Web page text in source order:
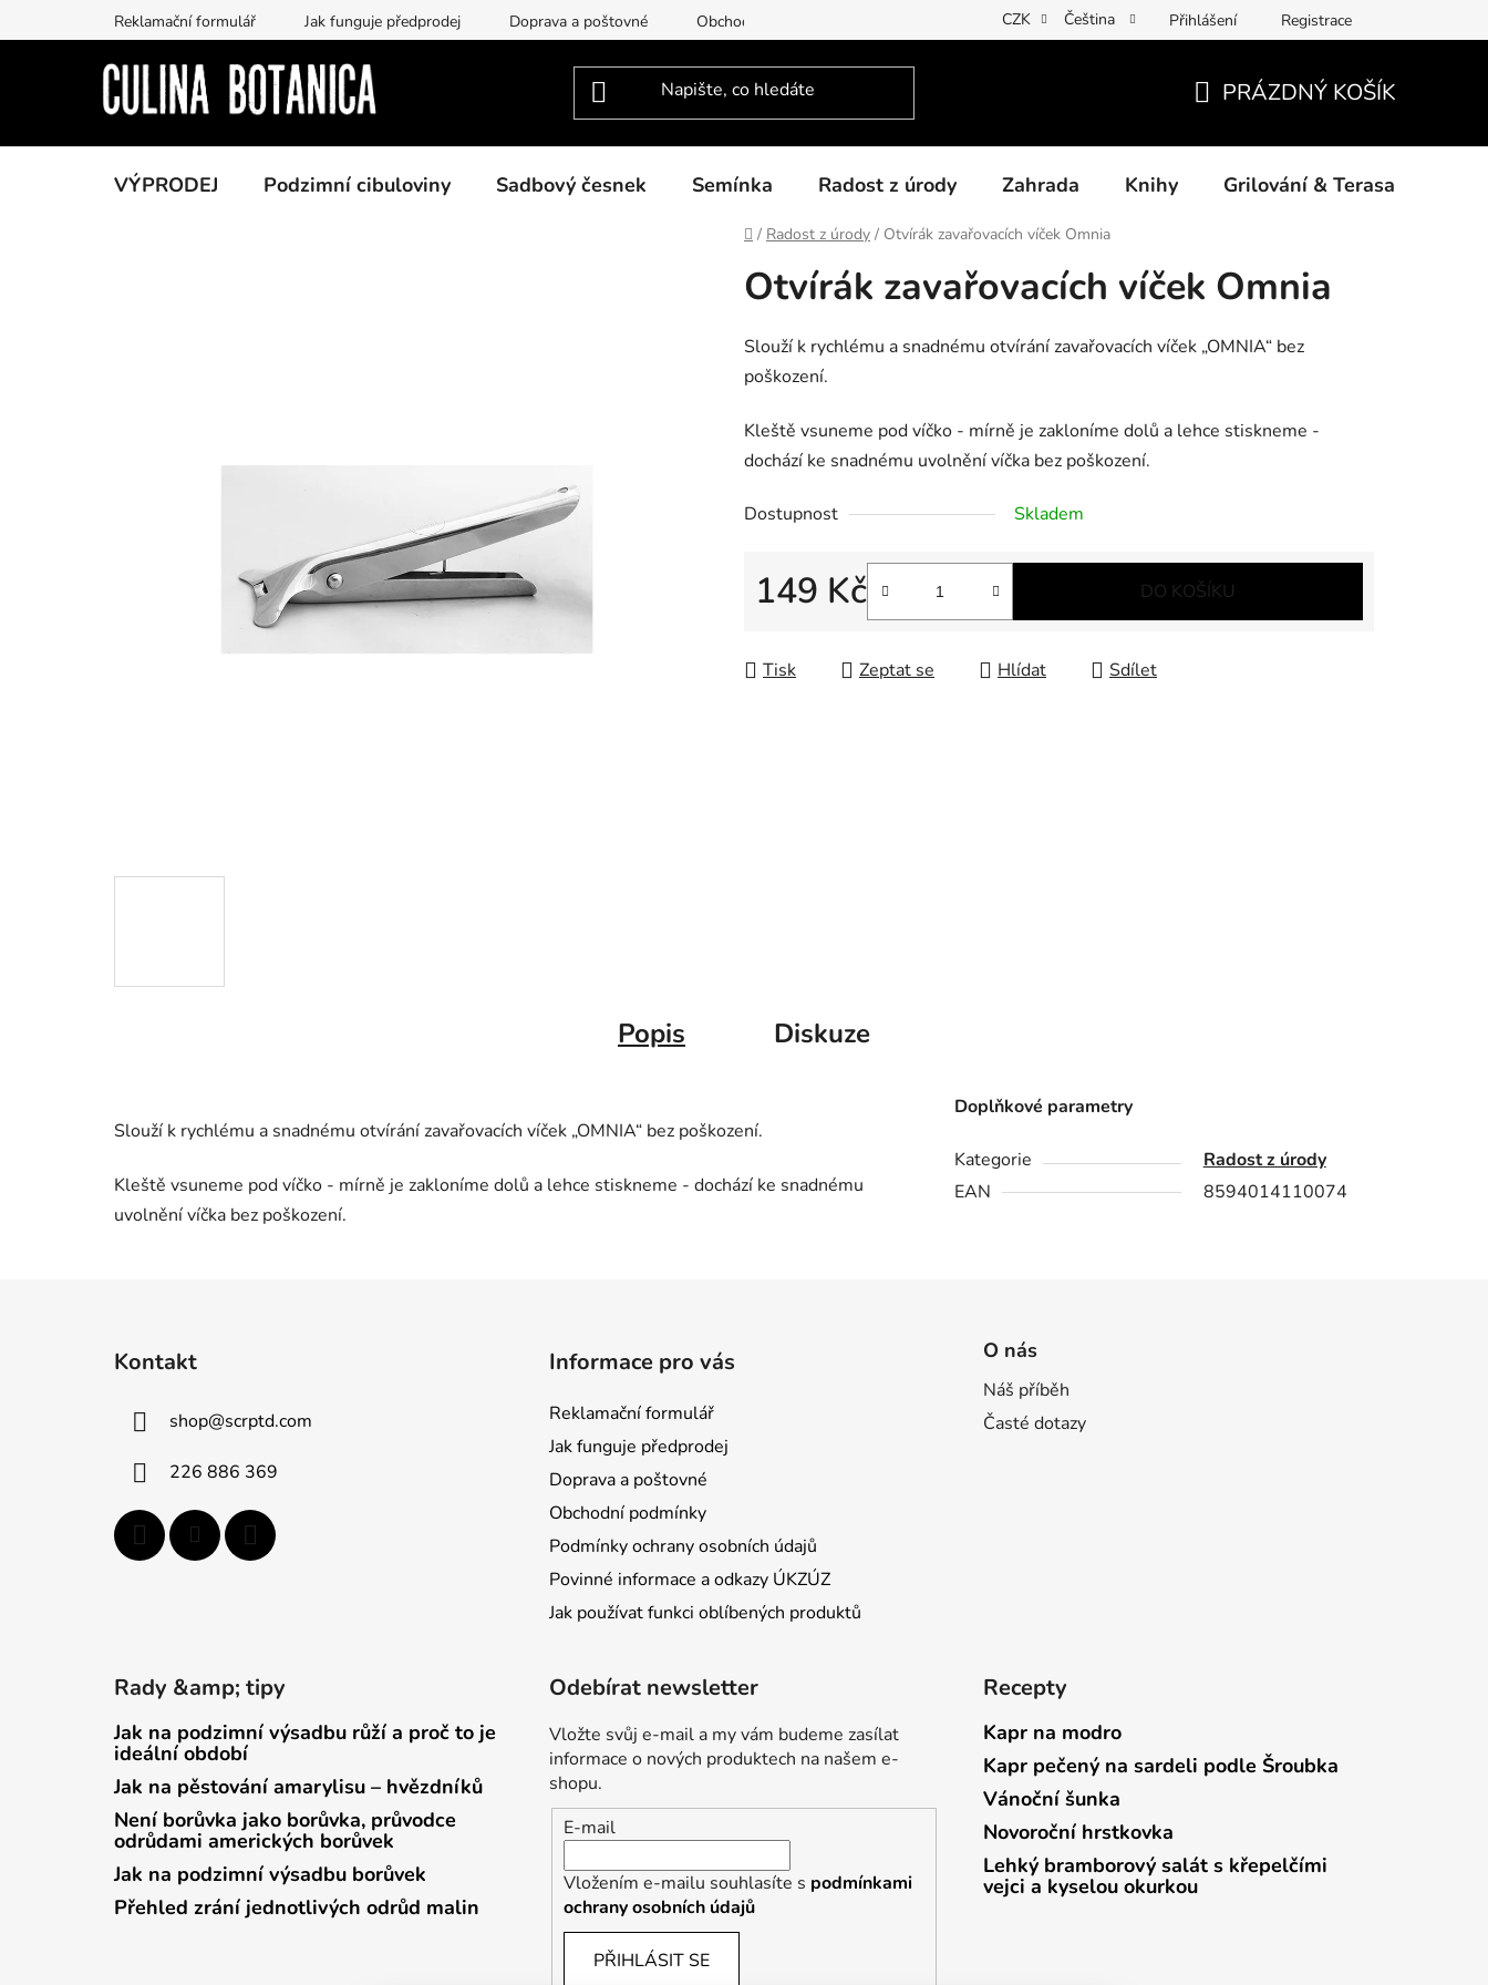
na
Reklamační formulář Jak funguje předprodej Doprava a poštovné Obchodní podmínky Podmínky ochrany osobních údajů Povinné informace a odkazy ÚKZÚZ
CZK Čeština Přihlášení Registrace
KOŠÍK
PRÁZDNÝ KOŠÍK
VÝPRODEJ Podzimní cibuloviny Sadbový česnek Semínka Radost z úrody Zahrada Knihy Grilování & Terasa
Domů
/ Radost z úrody / Otvírák zavařovacích víček Omnia
Otvírák zavařovacích víček Omnia
Slouží k rychlému a snadnému otvírání zavařovacích víček „OMNIA“ bez
poškození.
Kleště vsuneme pod víčko - mírně je zakloníme dolů a lehce stiskneme -
dochází ke snadnému uvolnění víčka bez poškození.
Dostupnost Skladem
149 Kč DO KOŠÍKU
Tisk Zeptat se Hlídat Sdílet
Popis Diskuze
Slouží k rychlému a snadnému otvírání zavařovacích víček „OMNIA“ bez poškození.
Kleště vsuneme pod víčko - mírně je zakloníme dolů a lehce stiskneme - dochází ke snadnému
uvolnění víčka bez poškození.
Doplňkové parametry
Kategorie
Radost z úrody
EAN
8594014110074
Kontakt
shop@scrptd.com
226 886 369
Informace pro vás
Reklamační formulář
Jak funguje předprodej
Doprava a poštovné
Obchodní podmínky
Podmínky ochrany osobních údajů
Povinné informace a odkazy ÚKZÚZ
Jak používat funkci oblíbených produktů
O nás
Náš příběh
Časté dotazy
Rady &amp; tipy
Jak na podzimní výsadbu růží a proč to je
ideální období
Jak na pěstování amarylisu – hvězdníků
Není borůvka jako borůvka, průvodce
odrůdami amerických borůvek
Jak na podzimní výsadbu borůvek
Přehled zrání jednotlivých odrůd malin
Odebírat newsletter
Vložte svůj e-mail a my vám budeme zasílat
informace o nových produktech na našem e-
shopu.
E-mail
Vložením e-mailu souhlasíte s podmínkami
ochrany osobních údajů
PŘIHLÁSIT SE
Recepty
Kapr na modro
Kapr pečený na sardeli podle Šroubka
Vánoční šunka
Novoroční hrstkovka
Lehký bramborový salát s křepelčími
vejci a kyselou okurkou